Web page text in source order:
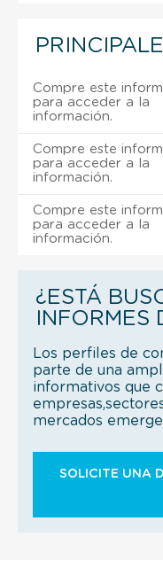
Compre este
para acceder a la
información.
Compre este
para acceder a la
información.
Compre este
para acceder a la
información.
¿ESTÁ
INFORMES
Los perfiles de
parte de una
informativos que
mercados
SOLICITE UNA